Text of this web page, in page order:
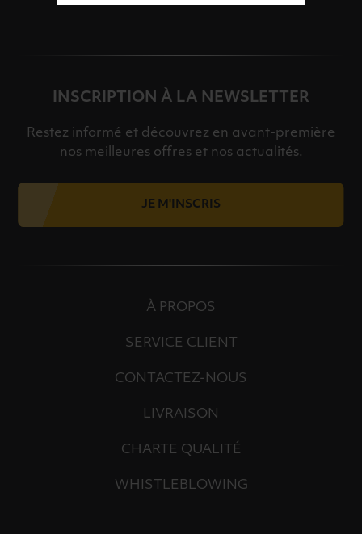
INSCRIPTION À LA NEWSLETTER
Restez informé et découvrez en avant-première
nos meilleures offres et nos actualités.
JE M'INSCRIS
À PROPOS
SERVICE CLIENT
CONTACTEZ-NOUS
LIVRAISON
CHARTE QUALITÉ
WHISTLEBLOWING